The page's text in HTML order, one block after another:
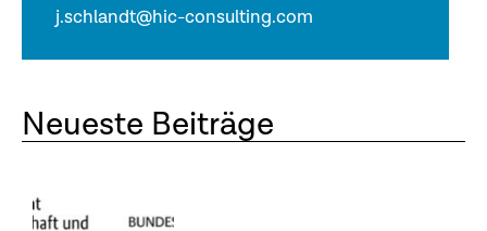
j.schlandt@hic-consulting.com
Neueste Beiträge